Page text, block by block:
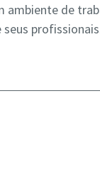
ambiente de